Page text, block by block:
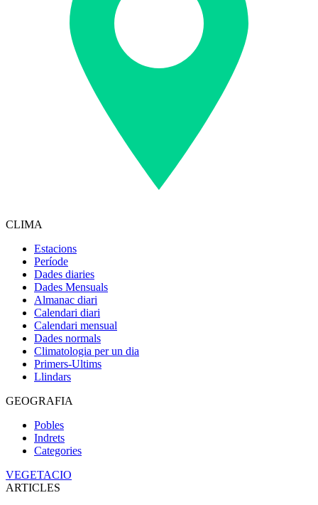
CLIMA
Estacions
Període
Dades diaries
Dades Mensuals
Almanac diari
Calendari diari
Calendari mensual
Dades normals
Climatologia per un dia
Primers-Ultims
Llindars
GEOGRAFIA
Pobles
Indrets
Categories
VEGETACIO
ARTICLES